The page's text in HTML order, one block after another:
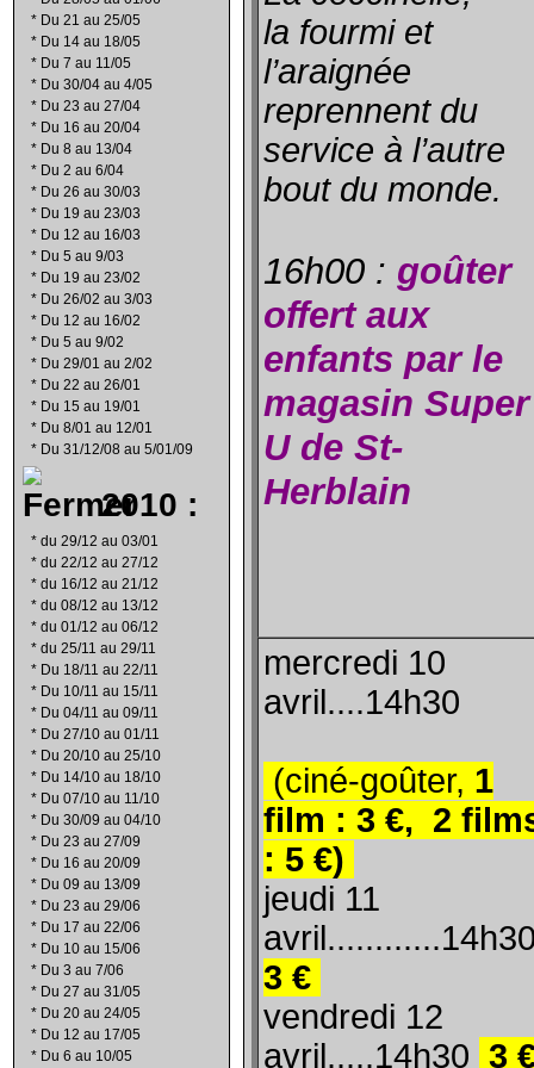
* Du 21 au 25/05
* Du 14 au 18/05
* Du 7 au 11/05
* Du 30/04 au 4/05
* Du 23 au 27/04
* Du 16 au 20/04
* Du 8 au 13/04
* Du 2 au 6/04
* Du 26 au 30/03
* Du 19 au 23/03
* Du 12 au 16/03
* Du 5 au 9/03
* Du 19 au 23/02
* Du 26/02 au 3/03
* Du 12 au 16/02
* Du 5 au 9/02
* Du 29/01 au 2/02
* Du 22 au 26/01
* Du 15 au 19/01
* Du 8/01 au 12/01
* Du 31/12/08 au 5/01/09
2010 :
* du 29/12 au 03/01
* du 22/12 au 27/12
* du 16/12 au 21/12
* du 08/12 au 13/12
* du 01/12 au 06/12
* du 25/11 au 29/11
* Du 18/11 au 22/11
* Du 10/11 au 15/11
* Du 04/11 au 09/11
* Du 27/10 au 01/11
* Du 20/10 au 25/10
* Du 14/10 au 18/10
* Du 07/10 au 11/10
* Du 30/09 au 04/10
* Du 23 au 27/09
* Du 16 au 20/09
* Du 09 au 13/09
* Du 23 au 29/06
* Du 17 au 22/06
* Du 10 au 15/06
* Du 3 au 7/06
* Du 27 au 31/05
* Du 20 au 24/05
* Du 12 au 17/05
* Du 6 au 10/05
la fourmi et
l’araignée
reprennent du
service à l’autre
bout du monde.
16h00 : goûter
offert aux
enfants par le
magasin Super
U de St-
Herblain
mercredi 10
avril....14h30
(ciné-goûter, 1
film : 3 €, 2
: 5 €)
jeudi 11
3 €
vendredi 12
avril.....14h30 3